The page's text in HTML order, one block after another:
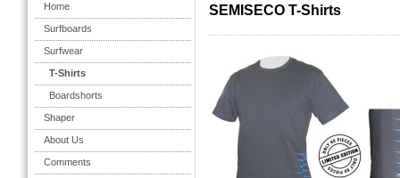
Home
Surfboards
Surfwear
T-Shirts
Boardshorts
Shaper
About Us
Comments
SEMISECO T-Shirts